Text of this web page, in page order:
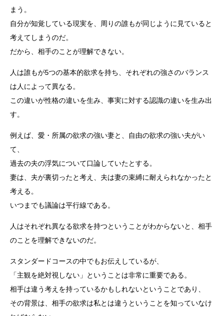
まう。
自分が知覚している現実を、周りの誰もが同じように見ていると
考えてしまうのだ。
だから、相手のことが理解できない。
人は誰もが5つの基本的欲求を持ち、それぞれの強さのバランス
は人によって異なる。
この違いが性格の違いを生み、事実に対する認識の違いを生み出
す。
例えば、愛・所属の欲求の強い妻と、自由の欲求の強い夫がい
て、
過去の夫の浮気について口論していたとする。
妻は、夫が裏切ったと考え、夫は妻の束縛に耐えられなかったと
考える。
いつまでも議論は平行線である。
人はそれぞれ異なる欲求を持つということがわからないと、相手
のことを理解できないのだ。
スタンダードコースの中でもお伝えしているが、
「主観を絶対視しない」ということは非常に重要である。
相手は違う考えを持っているかもしれないということであり、
その背景は、相手の欲求は私とは違うということを知っていなけ